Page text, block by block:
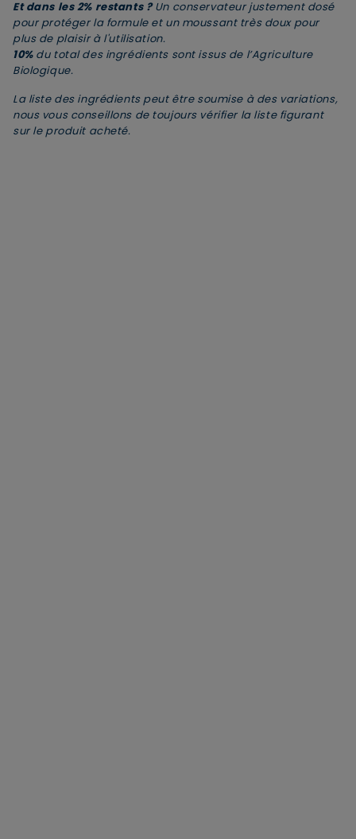
+ Parfum (fragrance)
+ Citric acid : Canne à sucre
+ Sodium chloride : Agent texturant
Sodium benzoate : Protège la formule
+ Sodium phytate : Protège la formule
+
Aloe barbadensis leaf juice powder* : Aloe vera
bio
Et dans les 2% restants ?Un conservateur justement dosé
pour protéger la formule et un moussant très doux pour
plus de plaisir à l'utilisation.
10% du total des ingrédients sont issus de l’Agriculture
Biologique.
La liste des ingrédients peut être soumise à des variations,
nous vous conseillons de toujours vérifier la liste figurant
sur le produit acheté.